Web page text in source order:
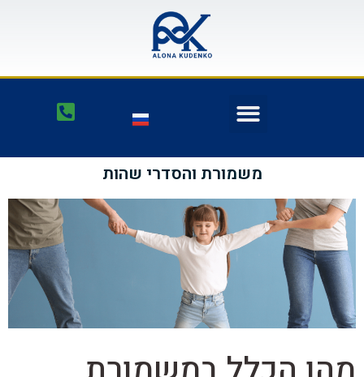
משמורת והסדרי שהות